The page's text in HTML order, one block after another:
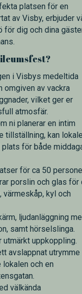
platsen för en
av Visby, erbjuder
för dig och dina
i Visbys medeltida
omgiven av vackra
vilket ger er
atmosfär.
ni planerar en intim
tillställning, kan
för både
för ca 50
porslin och glas för
kyl och
ljudanläggning
samt hörselslinga.
utmärkt uppkoppling.
avslappnat utrymme
lokalen och en
välkända